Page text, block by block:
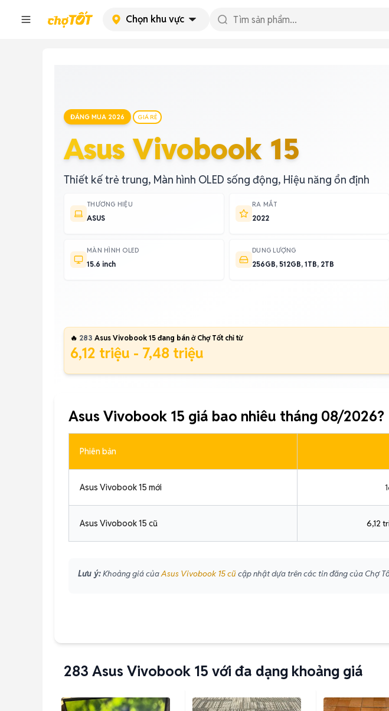
Chọn khu vực
ĐÁNG MUA 2026 GIÁ RẺ
Asus Vivobook 15
Thiết kế trẻ trung, Màn hình OLED sống động, Hiệu năng ổn định
THƯƠNG HIỆU
ASUS
RA MẮT
2022
MÀN HÌNH OLED
15.6 inch
DUNG LƯỢNG
256GB, 512GB, 1TB, 2TB
🔥 283 Asus Vivobook 15 đang bán ở Chợ Tốt chỉ từ
6,12 triệu - 7,48 triệu
Asus Vivobook 15 giá bao nhiêu tháng 08/2026?
Phiên bản
Asus Vivobook 15 mới
Asus Vivobook 15 cũ 6,12
Lưu ý:Khoảng giá củaAsus Vivobook 15 cũ cập nhật dựa trên các tin đăng của Chợ
283 Asus Vivobook 15 với đa dạng khoảng giá